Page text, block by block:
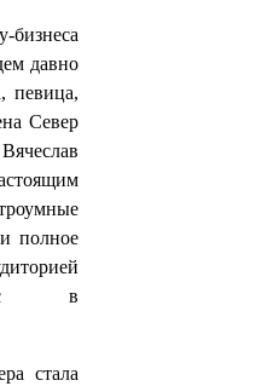
давно
певица,
Север
полное
в
стала